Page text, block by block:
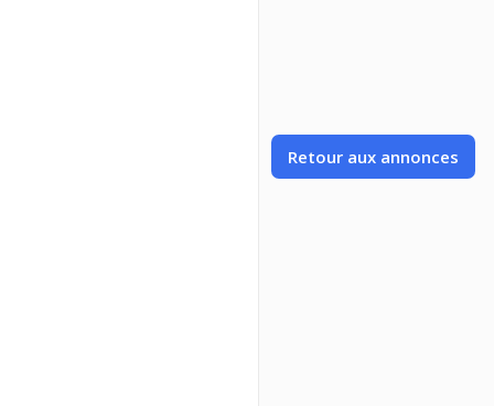
Retour aux annonces